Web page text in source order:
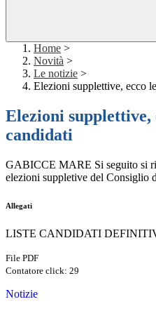
Home >
Novità >
Le notizie >
Elezioni supplettive, ecco
Elezioni supplettive,
candidati
GABICCE MARE Si seguito si
elezioni suppletive del Consiglio
Allegati
LISTE CANDIDATI
File PDF
Contatore click: 29
Notizie